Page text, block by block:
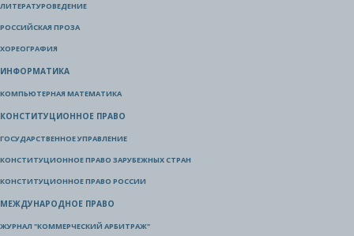
ЛИТЕРАТУРОВЕДЕНИЕ
РОССИЙСКАЯ ПРОЗА
ХОРЕОГРАФИЯ
ИНФОРМАТИКА
КОМПЬЮТЕРНАЯ МАТЕМАТИКА
КОНСТИТУЦИОННОЕ ПРАВО
ГОСУДАРСТВЕННОЕ УПРАВЛЕНИЕ
КОНСТИТУЦИОННОЕ ПРАВО ЗАРУБЕЖНЫХ СТРАН
КОНСТИТУЦИОННОЕ ПРАВО РОССИИ
МЕЖДУНАРОДНОЕ ПРАВО
ЖУРНАЛ "КОММЕРЧЕСКИЙ АРБИТРАЖ"